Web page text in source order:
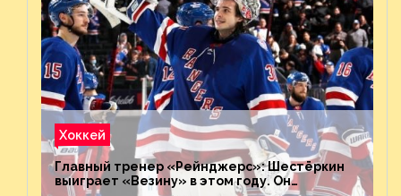
Хоккей
Главный тренер «Рейнджерс»: Шестёркин
выиграет «Везину» в этом году. Он